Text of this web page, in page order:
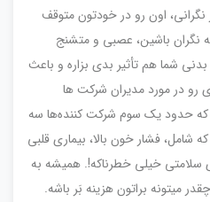
اون رو در خودتون متوقف
نگران باشین، عصبی و متشنج
شما هم تأثیر بدی بزاره و باعث
رو در مورد مدیران شرکت ها
که حدود یک سوم شرکت کننده‌ها سه
شامل، فشار خون بالا، بیماری قلبی
خیلی خطرناکه!. همیشه به
میتونه براتون هزینه بَر باشه.